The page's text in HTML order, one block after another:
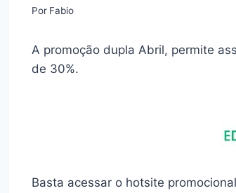
Por Fabio
A promoção dupla Abril, permite
de 30%.
Basta acessar o hotsite